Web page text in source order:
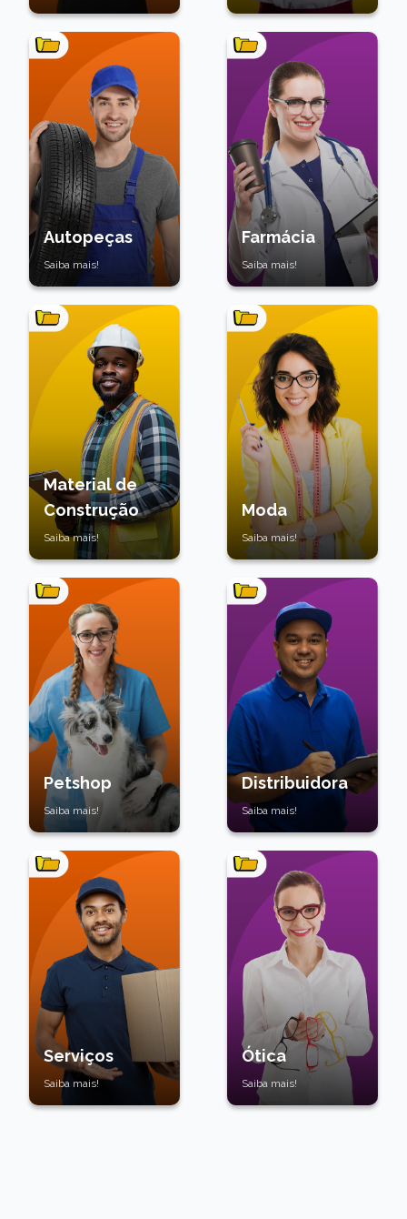
Autopeças
Saiba mais!
Farmácia
Saiba mais!
Material de
Construção
Saiba mais!
Moda
Saiba mais!
Petshop
Saiba mais!
Distribuidora
Saiba mais!
Serviços
Saiba mais!
Ótica
Saiba mais!